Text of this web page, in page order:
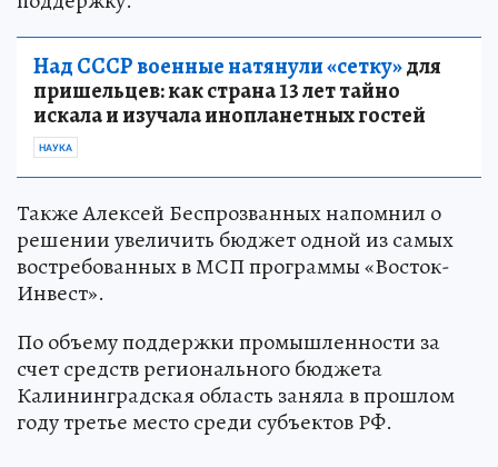
Над СССР военные натянули «сетку»для
пришельцев: как страна 13 лет тайно
искала и изучала инопланетных гостей
НАУКА
Также Алексей Беспрозванных напомнил о
решении увеличить бюджет одной из самых
востребованных в МСП программы «Восток-
Инвест».
По объему поддержки промышленности за
счет средств регионального бюджета
Калининградская область заняла в прошлом
году третье место среди субъектов РФ.